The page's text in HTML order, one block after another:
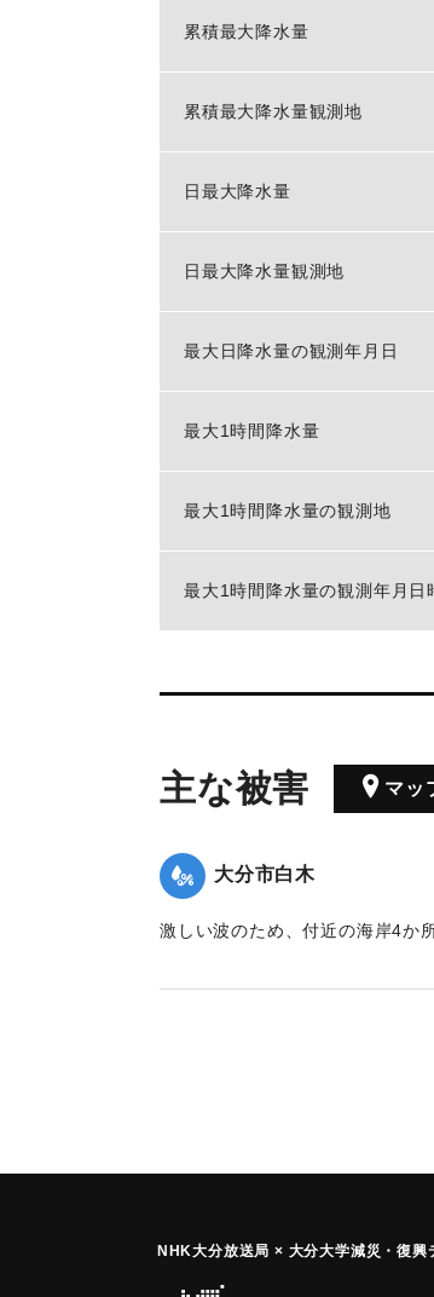
累積最大降水量
累積最大降水量観測地
日最大降水量
日最大降水量観測地
最大日降水量の観測年月日
最大1時間降水量
最大1時間降水量の観測地
最大1時間降水量の観測年月日
主な被害 マッ
大分市白木
激しい波のため、付近の海岸4か
｜固有コード:00302003
NHK大分放送局 × 大分大学減災 ・復興